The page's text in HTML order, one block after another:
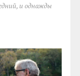
и однажды